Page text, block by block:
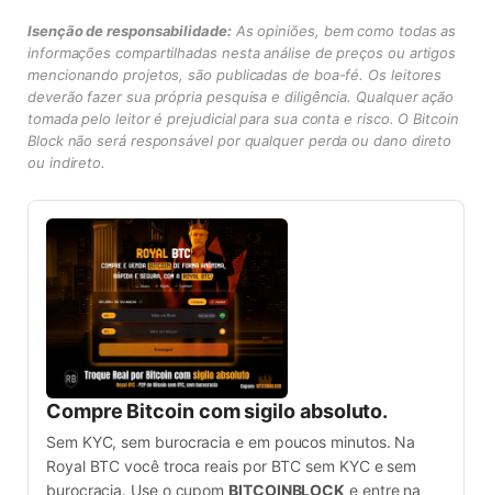
Isenção de responsabilidade:As opiniões, bem como todas as
informações compartilhadas nesta análise de preços ou artigos
mencionando projetos, são publicadas de boa-fé. Os leitores
deverão fazer sua própria pesquisa e diligência. Qualquer ação
tomada pelo leitor é prejudicial para sua conta e risco. O Bitcoin
Block não será responsável por qualquer perda ou dano direto
ou indireto.
Compre Bitcoin com sigilo absoluto.
Sem KYC, sem burocracia e em poucos minutos. Na
Royal BTC você troca reais por BTC sem KYC e sem
burocracia. Use o cupom BITCOINBLOCK e entre na